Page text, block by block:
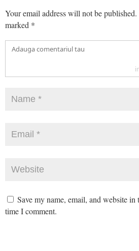
Your email address will not be published.
marked *
Save my name, email, and website
time I comment.